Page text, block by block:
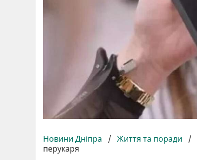
Новини Дніпра / Життя та поради /
перукаря